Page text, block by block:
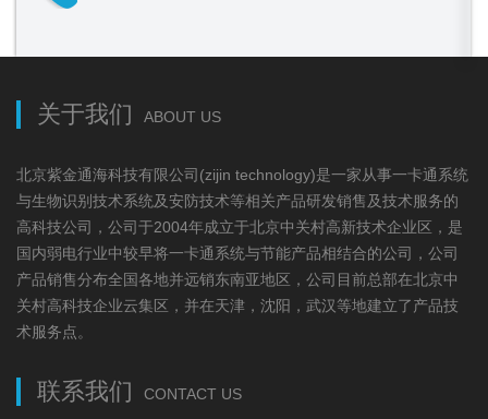
关于我们 ABOUT US
北京紫金通海科技有限公司(zijin technology)是一家从事一卡通系统
与生物识别技术系统及安防技术等相关产品研发销售及技术服务的
高科技公司，公司于2004年成立于北京中关村高新技术企业区，是
国内弱电行业中较早将一卡通系统与节能产品相结合的公司，公司
产品销售分布全国各地并远销东南亚地区，公司目前总部在北京中
关村高科技企业云集区，并在天津，沈阳，武汉等地建立了产品技
术服务点。
联系我们 CONTACT US